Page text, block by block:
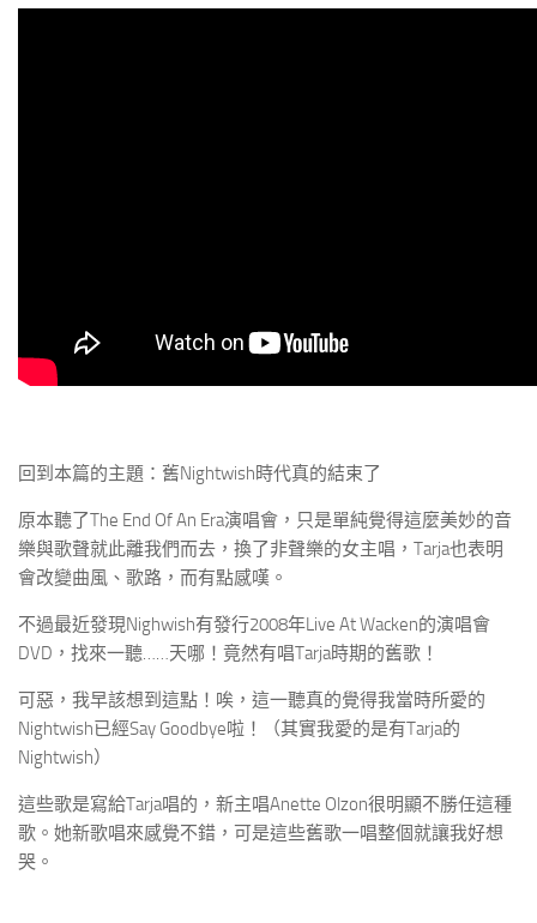
回到本篇的主題：舊Nightwish時代真的結束了
原本聽了The End Of An Era演唱會，只是單純覺得這麼美妙的音
樂與歌聲就此離我們而去，換了非聲樂的女主唱，Tarja也表明
會改變曲風、歌路，而有點感嘆。
不過最近發現Nighwish有發行2008年Live At Wacken的演唱會
DVD，找來一聽……天哪！竟然有唱Tarja時期的舊歌！
可惡，我早該想到這點！唉，這一聽真的覺得我當時所愛的
Nightwish已經Say Goodbye啦！（其實我愛的是有Tarja的
Nightwish）
這些歌是寫給Tarja唱的，新主唱Anette Olzon很明顯不勝任這種
歌。她新歌唱來感覺不錯，可是這些舊歌一唱整個就讓我好想
哭。